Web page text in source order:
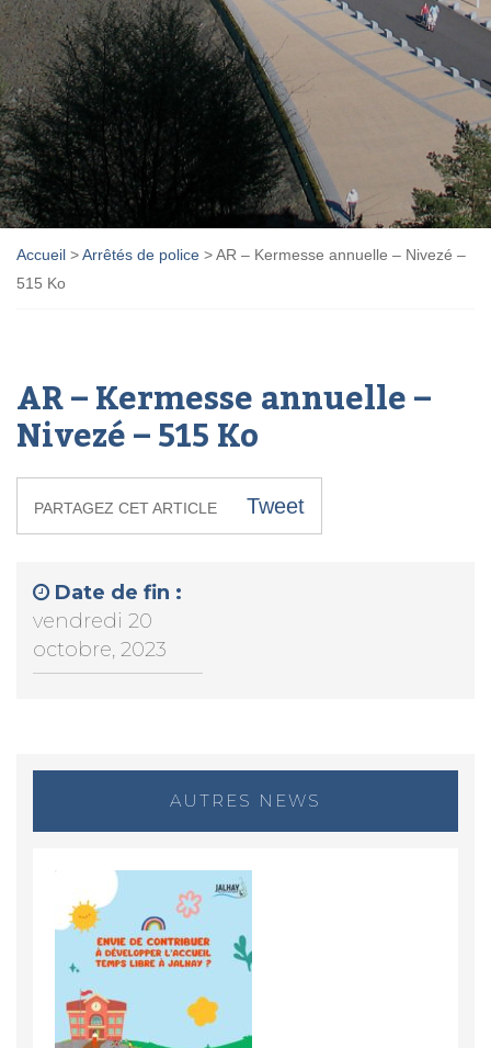
Accueil >Arrêtés de police >AR – Kermesse annuelle – Nivezé –
515 Ko
AR – Kermesse annuelle –
Nivezé – 515 Ko
PARTAGEZ CET ARTICLE Tweet
Date de fin :
vendredi 20
octobre, 2023
AUTRES NEWS